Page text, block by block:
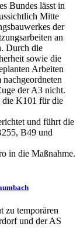
Bundes lässt in
Mitte
der
an
Durch die
sowie die
Arbeiten
der A3 nicht.
die K101 für die
und führt die
B49 und
in die Maßnahme.
zu temporären
und der AS